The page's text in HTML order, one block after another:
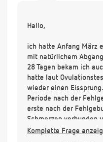
Hallo,
ich hatte Anfang März
mit natürlichem
28 Tagen bekam ich
hatte laut
wieder einen
Periode nach der
erste nach der
Schmerzen verbunden
4 Tage Migräne, das
Komplette Frage